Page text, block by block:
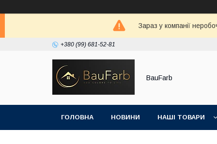
Зараз у компанії
+380 (99) 681-52-81
BauFarb
ГОЛОВНА НОВИНИ НАШІ ТОВАРИ